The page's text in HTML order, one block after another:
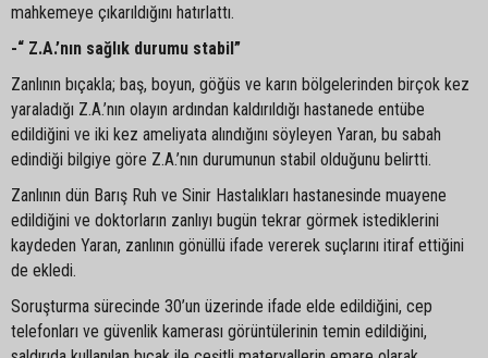
mahkemeye çıkarıldığını hatırlattı.
-“ Z.A.’nın sağlık durumu stabil”
Zanlının bıçakla; baş, boyun, göğüs ve karın bölgelerinden birçok kez
yaraladığı Z.A.’nın olayın ardından kaldırıldığı hastanede entübe
edildiğini ve iki kez ameliyata alındığını söyleyen Yaran, bu sabah
edindiği bilgiye göre Z.A.’nın durumunun stabil olduğunu belirtti.
Zanlının dün Barış Ruh ve Sinir Hastalıkları hastanesinde muayene
edildiğini ve doktorların zanlıyı bugün tekrar görmek istediklerini
kaydeden Yaran, zanlının gönüllü ifade vererek suçlarını itiraf ettiğini
de ekledi.
Soruşturma sürecinde 30’un üzerinde ifade elde edildiğini, cep
telefonları ve güvenlik kamerası görüntülerinin temin edildiğini,